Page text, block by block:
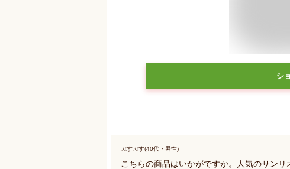
シ
ぷすぷす(40代・男性)
こちらの商品はいかがですか。人気のサン